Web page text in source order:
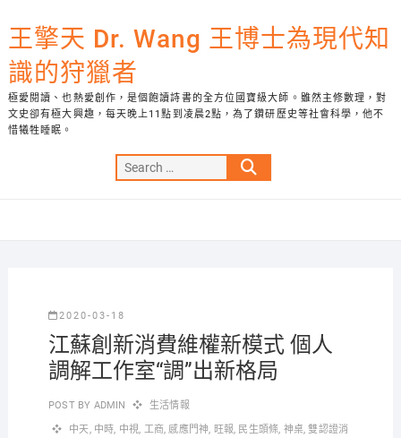
to
content
王擎天 Dr. Wang 王博士為現代知
識的狩獵者
極愛閱讀、也熱愛創作，是個飽讀詩書的全方位國寶級大師。雖然主修數理，對
文史卻有極大興趣，每天晚上11點到凌晨2點，為了鑽研歷史等社會科學，他不
惜犧牲睡眠。
Search
…
2020-03-18
江蘇創新消費維權新模式 個人
調解工作室“調”出新格局
POST BY ADMIN 生活情報
中天, 中時, 中視, 工商,感應門神, 旺報, 民生頭條, 神桌,雙認證消